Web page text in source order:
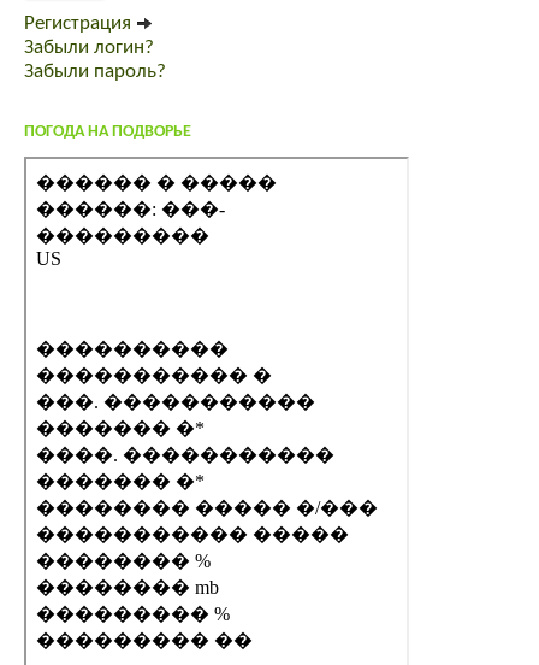
Регистрация
Забыли логин?
Забыли пароль?
ПОГОДА НА ПОДВОРЬЕ